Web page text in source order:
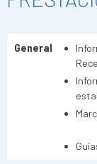
General